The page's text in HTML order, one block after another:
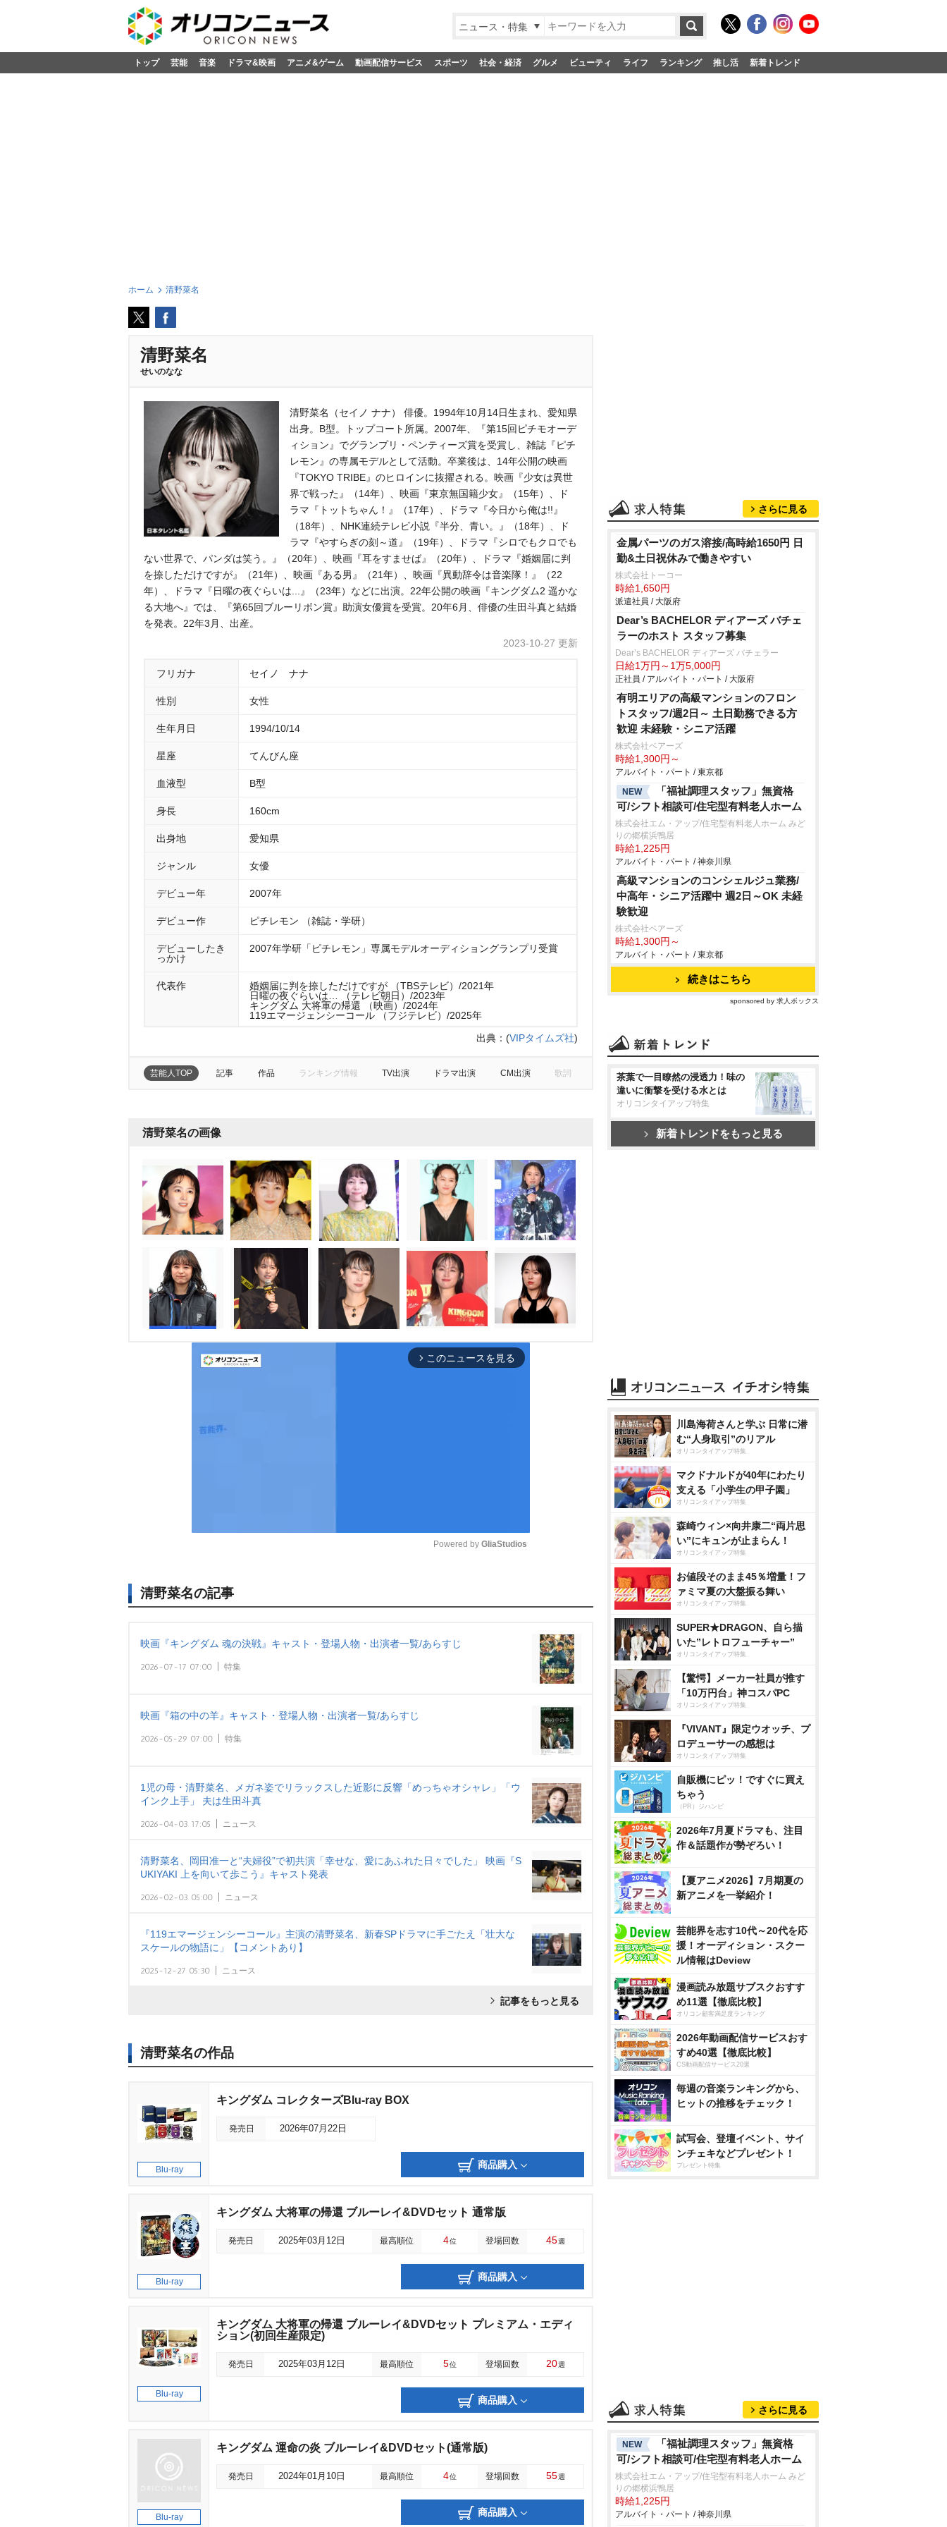
ニュース・特集
トップ 芸能 音楽 ドラマ&映画 アニメ&ゲーム 動画配信サービス スポーツ 社会・経済 グルメ ビューティ ライフ ランキング 推し活 新着トレンド
ホーム 清野菜名
清野菜名
せいのなな
清野菜名（セイノ ナナ） 俳優。1994年10月14日生まれ、愛知県
出身。B型。トップコート所属。2007年、『第15回ピチモオーデ
ィション』でグランプリ・ペンティーズ賞を受賞し、雑誌『ピチ
レモン』の専属モデルとして活動。卒業後は、14年公開の映画
『TOKYO TRIBE』のヒロインに抜擢される。映画『少女は異世
界で戦った』（14年）、映画『東京無国籍少女』（15年）、ド
ラマ『トットちゃん！』（17年）、ドラマ『今日から俺は!!』
（18年）、NHK連続テレビ小説『半分、青い。』（18年）、ド
ラマ『やすらぎの刻～道』（19年）、ドラマ『シロでもクロでも
ない世界で、パンダは笑う。』（20年）、映画『耳をすませば』（20年）、ドラマ『婚姻届に判
を捺しただけですが』（21年）、映画『ある男』（21年）、映画『異動辞令は音楽隊！』（22
年）、ドラマ『日曜の夜ぐらいは...』（23年）などに出演。22年公開の映画『キングダム2 遥かな
る大地へ』では、『第65回ブルーリボン賞』助演女優賞を受賞。20年6月、俳優の生田斗真と結婚
を発表。22年3月、出産。
2023-10-27 更新
フリガナ セイノ ナナ
性別 女性
生年月日 1994/10/14
星座 てんびん座
血液型 B型
身長 160cm
出身地 愛知県
ジャンル 女優
デビュー年 2007年
デビュー作 ピチレモン （雑誌・学研）
デビューしたき
っかけ
2007年学研「ピチレモン」専属モデルオーディショングランプリ受賞
代表作
婚姻届に判を捺しただけですが （TBSテレビ）/2021年
日曜の夜ぐらいは… （テレビ朝日）/2023年
キングダム 大将軍の帰還 （映画）/2024年
119エマージェンシーコール （フジテレビ）/2025年
出典： (VIPタイムズ社)
芸能人TOP 記事 作品 ランキング情報 TV出演 ドラマ出演 CM出演 歌詞
清野菜名の画像
arrow_forward_ios このニュースを見る
u
Powered by GliaStudios
清野菜名の記事
映画『キングダム 魂の決戦』キャスト・登場人物・出演者一覧/あらすじ
2026-07-17 07:00 特集
映画『箱の中の羊』キャスト・登場人物・出演者一覧/あらすじ
2026-05-29 07:00 特集
1児の母・清野菜名、メガネ姿でリラックスした近影に反響「めっちゃオシャレ」「ウ
インク上手」 夫は生田斗真
2026-04-03 17:05 ニュース
清野菜名、岡田准一と“夫婦役”で初共演「幸せな、愛にあふれた日々でした」 映画『S
UKIYAKI 上を向いて歩こう』キャスト発表
2026-02-03 05:00 ニュース
『119エマージェンシーコール』主演の清野菜名、新春SPドラマに手ごたえ「壮大な
スケールの物語に」【コメントあり】
2025-12-27 05:30 ニュース
記事をもっと見る
清野菜名の作品
Blu-ray
キングダム コレクターズBlu-ray BOX
発売日 2026年07月22日
商品購入
Blu-ray
キングダム 大将軍の帰還 ブルーレイ&DVDセット 通常版
発売日 2025年03月12日 最高順位 4位 登場回数 45週
商品購入
Blu-ray
キングダム 大将軍の帰還 ブルーレイ&DVDセット プレミアム・エディ
ション(初回生産限定)
発売日 2025年03月12日 最高順位 5位 登場回数 20週
商品購入
Blu-ray
キングダム 運命の炎 ブルーレイ&DVDセット(通常版)
発売日 2024年01月10日 最高順位 4位 登場回数 55週
商品購入
さらに見る
金属パーツのガス溶接/高時給1650円 日
勤&土日祝休みで働きやすい
株式会社トーコー
時給1,650円
派遣社員 / 大阪府
Dear’s BACHELOR ディアーズ バチェ
ラーのホスト スタッフ募集
Dear’s BACHELOR ディアーズ バチェラー
日給1万円～1万5,000円
正社員 / アルバイト・パート / 大阪府
有明エリアの⾼級マンションのフロン
トスタッフ/週2日～ 土日勤務できる方
歓迎 未経験・シニア活躍
株式会社ベアーズ
時給1,300円～
アルバイト・パート / 東京都
NEW
「福祉調理スタッフ」無資格
可/シフト相談可/住宅型有料老人ホーム
株式会社エム・アップ/住宅型有料老人ホーム みど
りの郷横浜鴨居
時給1,225円
アルバイト・パート / 神奈川県
高級マンションのコンシェルジュ業務/
中高年・シニア活躍中 週2日～OK 未経
験歓迎
株式会社ベアーズ
時給1,300円～
アルバイト・パート / 東京都
続きはこちら
sponsored by 求人ボックス
茶葉で一目瞭然の浸透力！味の
違いに衝撃を受ける水とは
オリコンタイアップ特集
新着トレンドをもっと見る
川島海荷さんと学ぶ 日常に潜
む“人身取引”のリアル
オリコンタイアップ特集
マクドナルドが40年にわたり
支える「小学生の甲子園」
オリコンタイアップ特集
森崎ウィン×向井康二“両片思
い”にキュンが止まらん！
オリコンタイアップ特集
お値段そのまま45％増量！フ
ァミマ夏の大盤振る舞い
オリコンタイアップ特集
SUPER★DRAGON、自ら描
いた”レトロフューチャー”
オリコンタイアップ特集
【驚愕】メーカー社員が推す
「10万円台」神コスパPC
オリコンタイアップ特集
『VIVANT』限定ウオッチ、プ
ロデューサーの感想は
オリコンタイアップ特集
自販機にピッ！ですぐに買え
ちゃう
（PR）ジハンピ
2026年7月夏ドラマも、注目
作＆話題作が勢ぞろい！
【夏アニメ2026】7月期夏の
新アニメを一挙紹介！
芸能界を志す10代～20代を応
援！オーディション・スクー
ル情報はDeview
漫画読み放題サブスクおすす
め11選【徹底比較】
オリコン顧客満足度ランキング
2026年動画配信サービスおす
すめ40選【徹底比較】
CS動画配信サービス20選
毎週の音楽ランキングから、
ヒットの推移をチェック！
試写会、登壇イベント、サイ
ンチェキなどプレゼント！
プレゼント特集
さらに見る
NEW
「福祉調理スタッフ」無資格
可/シフト相談可/住宅型有料老人ホーム
株式会社エム・アップ/住宅型有料老人ホーム みど
りの郷横浜鴨居
時給1,225円
アルバイト・パート / 神奈川県